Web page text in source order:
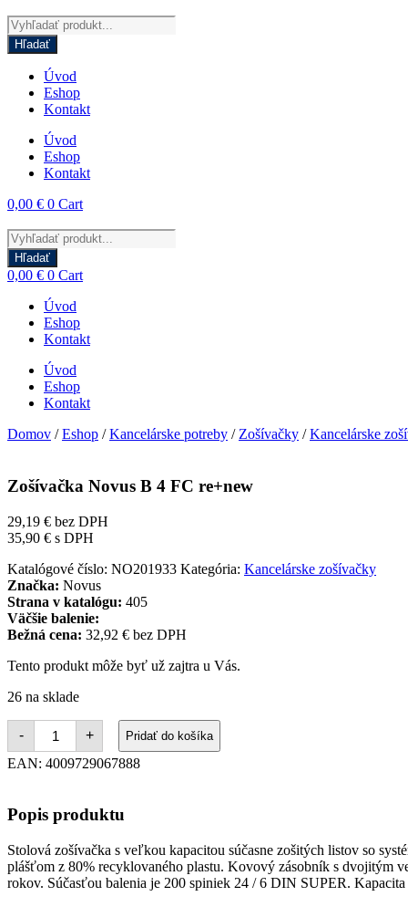
Products
search
Hľadať
Úvod
Eshop
Kontakt
Úvod
Eshop
Kontakt
0,00 € 0 Cart
Products
search
Hľadať
0,00 € 0 Cart
Úvod
Eshop
Kontakt
Úvod
Eshop
Kontakt
Domov /Eshop /Kancelárske potreby / Zošívačky /Kancelárske
Zošívačka Novus B 4 FC re+new
29,19 € bez DPH
35,90 € s DPH
Katalógové číslo: NO201933 Kategória: Kancelárske zošívačky
Značka: Novus
Strana v katalógu: 405
Väčšie balenie:
Bežná cena: 32,92 € bez DPH
Tento produkt môže byť už zajtra u Vás.
26 na sklade
-
množstvo
Zošívačka
Novus
B
re+new
+ Pridať do košíka
EAN: 4009729067888
Popis produktu
Stolová zošívačka s veľkou kapacitou súčasne zošitých listov so
plášťom z 80% recyklovaného plastu. Kovový zásobník s dvojitým
rokov. Súčasťou balenia je 200 spiniek 24 / 6 DIN SUPER. Kapacita